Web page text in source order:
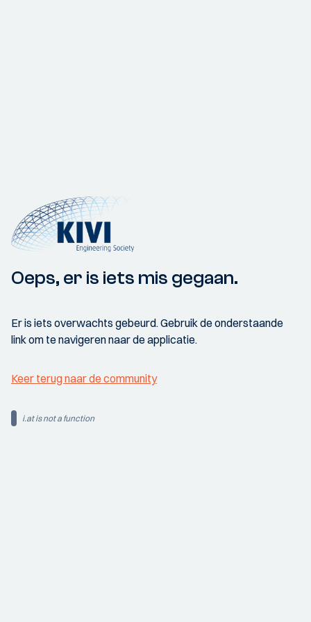
Oeps, er is iets mis gegaan.
Er is iets overwachts gebeurd. Gebruik de onderstaande
link om te navigeren naar de applicatie.
Keer terug naar de community
i.at is not a function